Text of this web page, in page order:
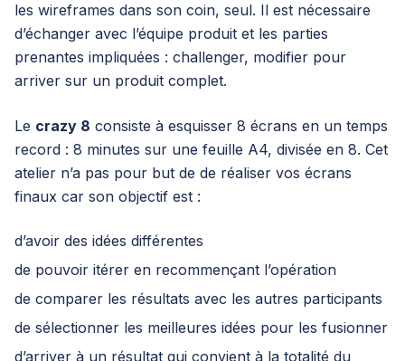
les wireframes dans son coin, seul. Il est nécessaire
d’échanger avec l’équipe produit et les parties
prenantes impliquées : challenger, modifier pour
arriver sur un produit complet.
Le crazy 8 consiste à esquisser 8 écrans en un temps
record : 8 minutes sur une feuille A4, divisée en 8. Cet
atelier n’a pas pour but de de réaliser vos écrans
finaux car son objectif est :
d’avoir des idées différentes
de pouvoir itérer en recommençant l’opération
de comparer les résultats avec les autres participants
de sélectionner les meilleures idées pour les fusionner
d’arriver à un résultat qui convient à la totalité du